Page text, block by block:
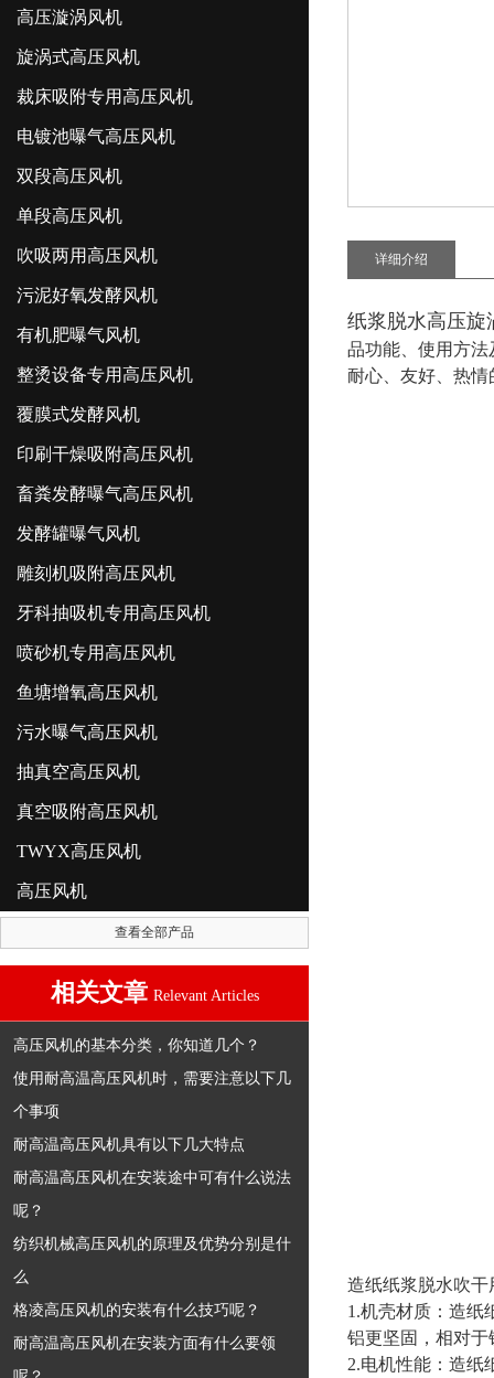
高压漩涡风机
旋涡式高压风机
裁床吸附专用高压风机
电镀池曝气高压风机
双段高压风机
单段高压风机
吹吸两用高压风机
污泥好氧发酵风机
有机肥曝气风机
整烫设备专用高压风机
覆膜式发酵风机
印刷干燥吸附高压风机
畜粪发酵曝气高压风机
发酵罐曝气风机
雕刻机吸附高压风机
牙科抽吸机专用高压风机
喷砂机专用高压风机
鱼塘增氧高压风机
污水曝气高压风机
抽真空高压风机
真空吸附高压风机
TWYX高压风机
高压风机
查看全部产品
相关文章 Relevant Articles
高压风机的基本分类，你知道几个？
使用耐高温高压风机时，需要注意以下几
个事项
耐高温高压风机具有以下几大特点
耐高温高压风机在安装途中可有什么说法
呢？
纺织机械高压风机的原理及优势分别是什
么
格凌高压风机的安装有什么技巧呢？
耐高温高压风机在安装方面有什么要领
详细介绍
纸浆脱水高压旋
品功能、使用方
耐心、友好、热
造纸纸浆脱水吹
1.机壳材质： 造纸
铝更坚固，相对
2.电机性能： 造纸